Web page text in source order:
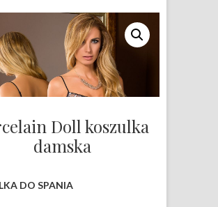
Doll koszulka
damska
DO SPANIA